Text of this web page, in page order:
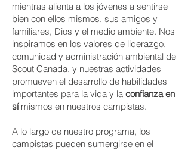
mientras alienta a los jóvenes a sentirse
bien con ellos mismos, sus amigos y
familiares, Dios y el medio ambiente. Nos
inspiramos en los valores de liderazgo,
comunidad y administración ambiental de
Scout Canada, y nuestras actividades
promueven el desarrollo de habilidades
importantes para la vida y la confianza en
símismos en nuestros campistas.
A lo largo de nuestro programa, los
campistas pueden sumergirse en el